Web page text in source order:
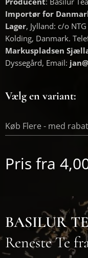
Importør for
Lager, Jylland: c/o
Kolding, Danmark.
Markuspladsen
Dyssegård, Email:
Vælg en variant:
Køb Flere - med rabat
Pris fra
BASILUR TE
Reneste Te